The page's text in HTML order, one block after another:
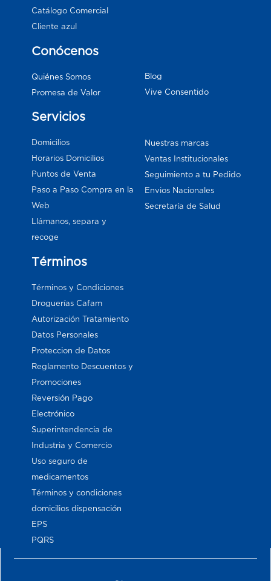
Catálogo Comercial
Cliente azul
Conócenos
Quiénes Somos
Promesa de Valor
Blog
Vive Consentido
Servicios
Domicilios
Horarios Domicilios
Puntos de Venta
Paso a Paso Compra en la
Web
Llámanos, separa y
recoge
Nuestras marcas
Ventas Institucionales
Seguimiento a tu Pedido
Envios Nacionales
Secretaría de Salud
Términos
Términos y Condiciones
Droguerías Cafam
Autorización Tratamiento
Datos Personales
Proteccion de Datos
Reglamento Descuentos y
Promociones
Reversión Pago
Electrónico
Superintendencia de
Industria y Comercio
Uso seguro de
medicamentos
Términos y condiciones
domicilios dispensación
EPS
PQRS